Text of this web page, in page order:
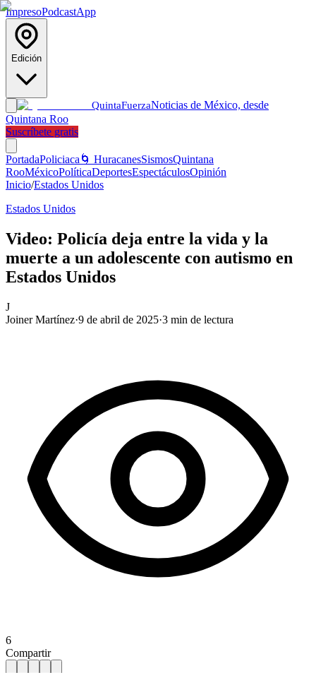
ImpresoPodcastApp
Edición
QuintaFuerzaNoticias de México, desde
Quintana Roo
Suscríbete gratis
PortadaPoliciaca 🌀 HuracanesSismosQuintana
RooMéxicoPolíticaDeportesEspectáculosOpinión
Inicio/Estados Unidos
Estados Unidos
Video: Policía deja entre la vida y la
muerte a un adolescente con autismo en
Estados Unidos
J
Joiner Martínez·9 de abril de 2025·3 min de lectura
6
Compartir